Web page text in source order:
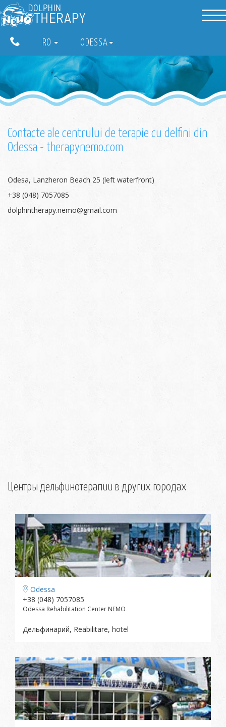
RO ODESSA
Contacte ale centrului de terapie cu delfini din
Odessa - therapynemo.com
Odesa, Lanzheron Beach 25 (left waterfront)
+38 (048) 7057085
dolphintherapy.nemo@gmail.com
Центры дельфинотерапии в других городах
Odessa
+38 (048) 7057085
Odessa Rehabilitation Center NEMO
Дельфинарий, Reabilitare, hotel